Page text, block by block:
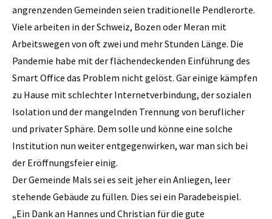
angrenzenden Gemeinden seien traditionelle Pendlerorte.
Viele arbeiten in der Schweiz, Bozen oder Meran mit
Arbeitswegen von oft zwei und mehr Stunden Länge. Die
Pandemie habe mit der flächendeckenden Einführung des
Smart Office das Problem nicht gelöst. Gar einige kämpfen
zu Hause mit schlechter Internetverbindung, der sozialen
Isolation und der mangelnden Trennung von beruflicher
und privater Sphäre. Dem solle und könne eine solche
Institution nun weiter entgegenwirken, war man sich bei
der Eröffnungsfeier einig.
Der Gemeinde Mals sei es seit jeher ein Anliegen, leer
stehende Gebäude zu füllen. Dies sei ein Paradebeispiel.
„Ein Dank an Hannes und Christian für die gute